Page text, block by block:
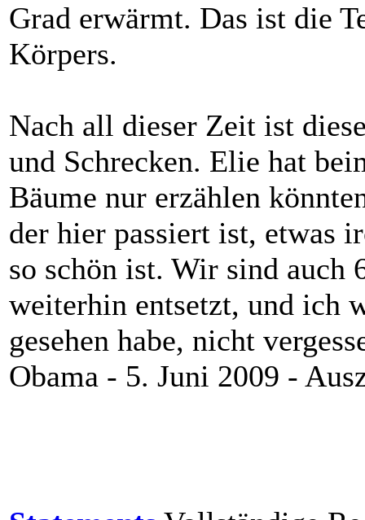
Grad erwärmt. Das ist die
Körpers.
Nach all dieser Zeit ist
und Schrecken. Elie hat
Bäume nur erzählen
der hier passiert ist, etwas
so schön ist. Wir sind auch
weiterhin entsetzt, und ich
gesehen habe, nicht
Obama - 5. Juni 2009 -